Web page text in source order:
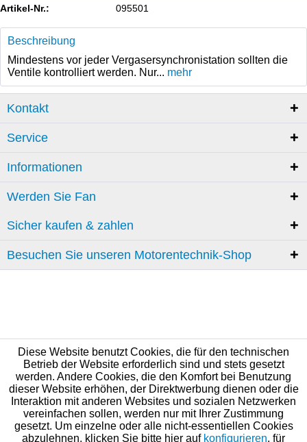
Artikel-Nr.: 095501
Beschreibung
Mindestens vor jeder Vergasersynchronistation sollten die
Ventile kontrolliert werden. Nur... mehr
Kontakt
Service
Informationen
Werden Sie Fan
Sicher kaufen & zahlen
Besuchen Sie unseren Motorentechnik-Shop
Diese Website benutzt Cookies, die für den technischen
Betrieb der Website erforderlich sind und stets gesetzt
werden. Andere Cookies, die den Komfort bei Benutzung
dieser Website erhöhen, der Direktwerbung dienen oder die
Interaktion mit anderen Websites und sozialen Netzwerken
vereinfachen sollen, werden nur mit Ihrer Zustimmung
gesetzt. Um einzelne oder alle nicht-essentiellen Cookies
abzulehnen, klicken Sie bitte hier auf konfigurieren, für